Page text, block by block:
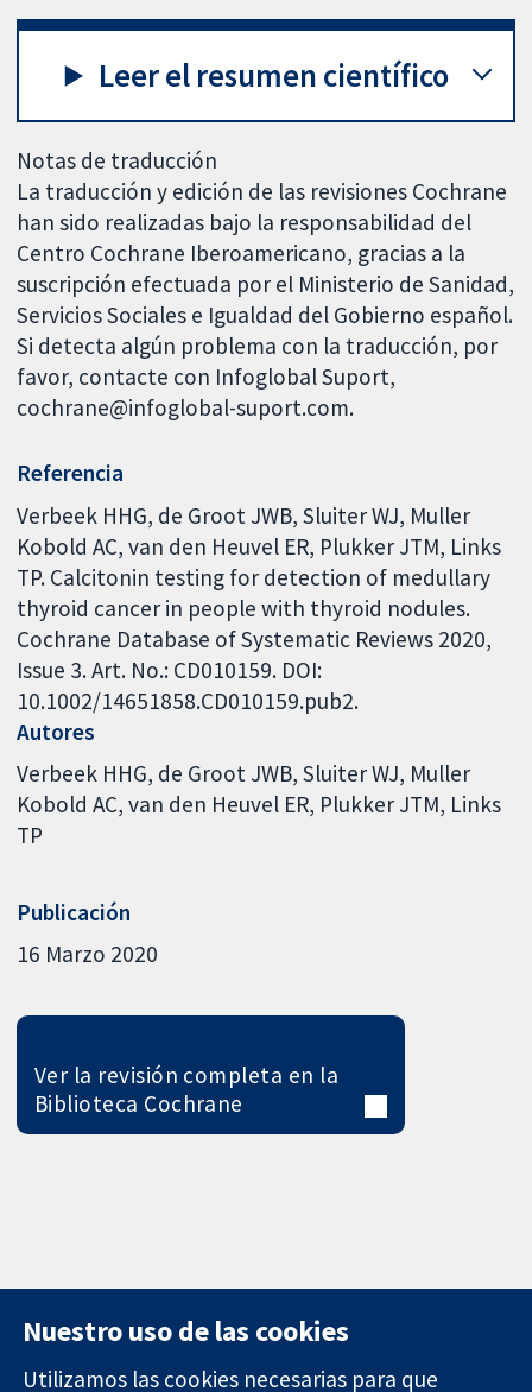
Leer el resumen científico
Notas de traducción
La traducción y edición de las revisiones Cochrane
han sido realizadas bajo la responsabilidad del
Centro Cochrane Iberoamericano, gracias a la
suscripción efectuada por el Ministerio de Sanidad,
Servicios Sociales e Igualdad del Gobierno español.
Si detecta algún problema con la traducción, por
favor, contacte con Infoglobal Suport,
cochrane@infoglobal-suport.com.
Referencia
Verbeek HHG, de Groot JWB, Sluiter WJ, Muller
Kobold AC, van den Heuvel ER, Plukker JTM, Links
TP. Calcitonin testing for detection of medullary
thyroid cancer in people with thyroid nodules.
Cochrane Database of Systematic Reviews 2020,
Issue 3. Art. No.: CD010159. DOI:
10.1002/14651858.CD010159.pub2.
Autores
Verbeek HHG de Groot JWB Sluiter WJ Muller
Kobold AC van den Heuvel ER Plukker JTM Links
TP
Publicación
16 Marzo 2020
Ver la revisión completa en la
Biblioteca Cochrane
Nuestro uso de las cookies
Utilizamos las cookies necesarias para que